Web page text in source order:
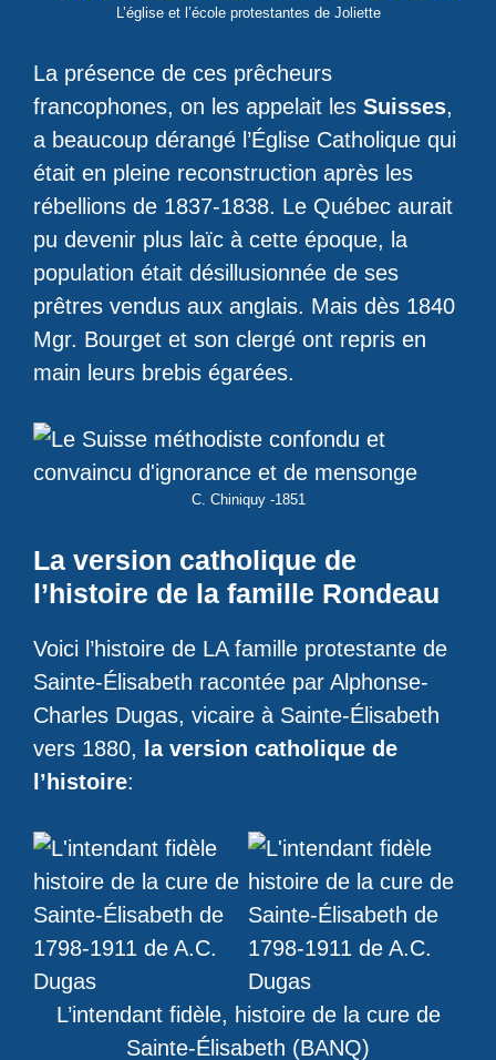
L’église et l’école protestantes de Joliette
La présence de ces prêcheurs
francophones, on les appelait les Suisses,
a beaucoup dérangé l’Église Catholique qui
était en pleine reconstruction après les
rébellions de 1837-1838. Le Québec aurait
pu devenir plus laïc à cette époque, la
population était désillusionnée de ses
prêtres vendus aux anglais. Mais dès 1840
Mgr. Bourget et son clergé ont repris en
main leurs brebis égarées.
C. Chiniquy -1851
La version catholique de
l’histoire de la famille Rondeau
Voici l’histoire de LA famille protestante de
Sainte-Élisabeth racontée par Alphonse-
Charles Dugas, vicaire à Sainte-Élisabeth
vers 1880,
la version catholique de
l’histoire:
L’intendant fidèle, histoire de la cure de
Sainte-Élisabeth (BANQ)